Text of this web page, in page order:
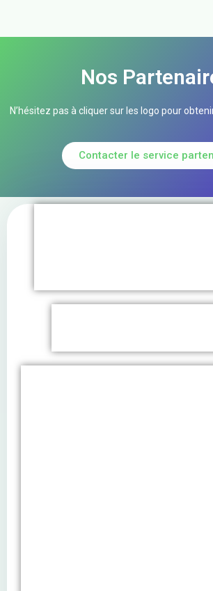
Nos
N’hésitez pas à cliquer sur les logo pour
Contacter le service